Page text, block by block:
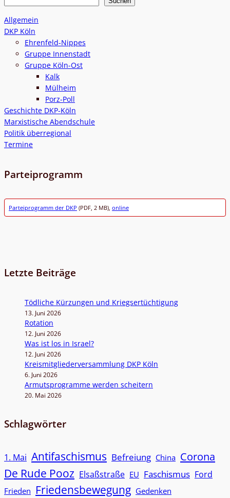
u
c
Allgemein
DKP Köln
Ehrenfeld-Nippes
Gruppe Innenstadt
Gruppe Köln-Ost
Kalk
Mülheim
Porz-Poll
Geschichte DKP-Köln
Marxistische Abendschule
Politik überregional
Termine
Parteiprogramm
Parteiprogramm der DKP (PDF, 2 MB), online
Letzte Beiträge
Töd­li­che Kür­zun­gen und Kriegsertüchtigung
13. Juni 2026
Rota­tion
12. Juni 2026
Was ist los in Israel?
12. Juni 2026
Kreis­mit­glie­der­ver­samm­lung DKP Köln
6. Juni 2026
Armuts­pro­gramme wer­den scheitern
20. Mai 2026
Schlagwörter
1. Mai Antifaschismus Befreiung China Corona
De Rude Pooz Elsaßstraße EU Faschismus Ford
Frieden Friedensbewegung Gedenken